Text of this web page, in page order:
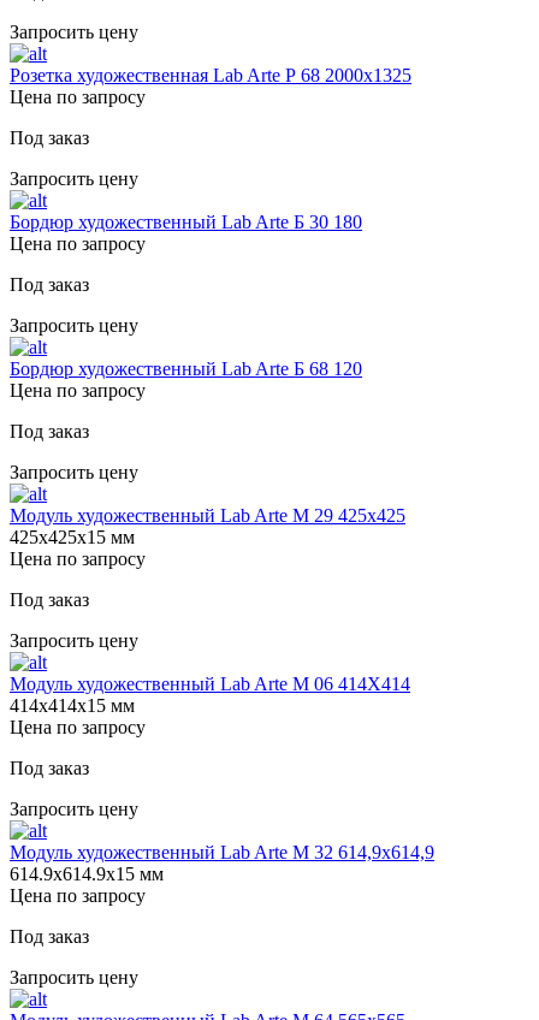
Запросить цену
Розетка художественная Lab Arte Р 68 2000х1325
Цена по запросу
Под заказ
Запросить цену
Бордюр художественный Lab Arte Б 30 180
Цена по запросу
Под заказ
Запросить цену
Бордюр художественный Lab Arte Б 68 120
Цена по запросу
Под заказ
Запросить цену
Модуль художественный Lab Arte М 29 425х425
425х425х15 мм
Цена по запросу
Под заказ
Запросить цену
Модуль художественный Lab Arte М 06 414Х414
414х414х15 мм
Цена по запросу
Под заказ
Запросить цену
Модуль художественный Lab Arte М 32 614,9х614,9
614.9х614.9х15 мм
Цена по запросу
Под заказ
Запросить цену